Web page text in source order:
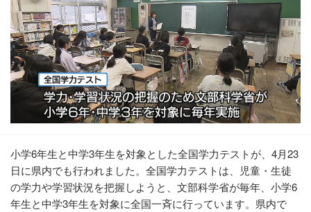
小学6年生と中学3年生を対象とした全国学力テストが、4月23
日に県内でも行われました。全国学力テストは、児童・生徒
の学力や学習状況を把握しようと、文部科学省が毎年、小学6
年生と中学3年生を対象に全国一斉に行っています。県内で